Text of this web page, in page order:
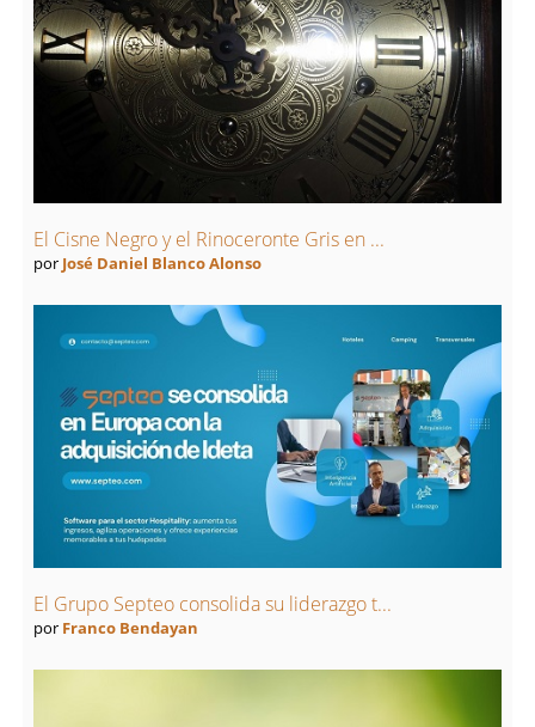
El Cisne Negro y el Rinoceronte Gris en ...
por José Daniel Blanco Alonso
El Grupo Septeo consolida su liderazgo t...
por Franco Bendayan